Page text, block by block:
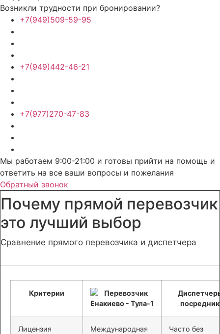
Возникли трудности при бронировании?
+7(949)509-59-95
+7(949)442-46-21
+7(977)270-47-83
Мы работаем 9:00-21:00 и готовы прийти на помощь и
ответить на все ваши вопросы и пожелания
Обратный звонок
Почему прямой перевозчик
это лучший выбор
Сравнение прямого перевозчика и диспетчера
Критерии
Лицензия
Международная
Часто без